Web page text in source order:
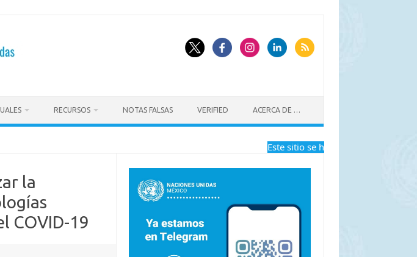
RECURSOS NOTAS FALSAS VERIFIED ACERCA DE …
Este sitio se ha dejado de actualizar
la
COVID-19